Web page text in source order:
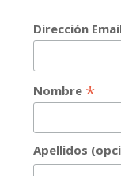
Dirección
Nombre *
Apellidos